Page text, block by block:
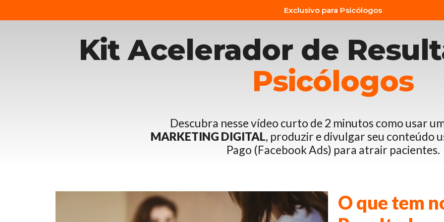
Exclusivo para Psicólogos
Kit Acelerador de
Psicólogos
Descubra nesse vídeo curto de 2 minutos como usar
MARKETING DIGITAL, produzir e divulgar seu conteúdo
Pago (Facebook Ads) para atrair pacientes.
O que tem